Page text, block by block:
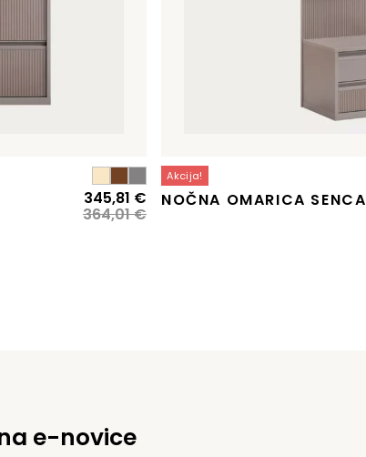
364,01€
Izvirna
cena
345,81 €Trenutna
cena
Akcija!
NOČNA OMARICA SENCA
e-novice